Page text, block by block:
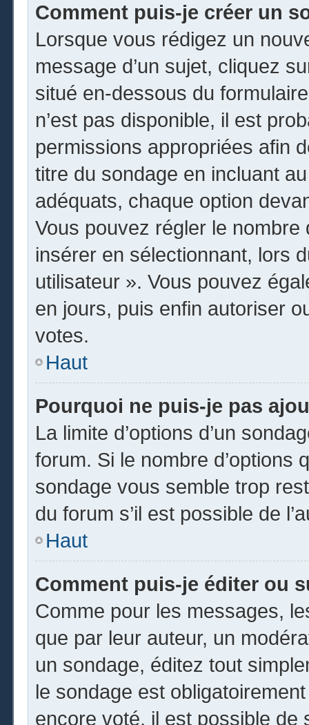
Comment puis-je créer un
Lorsque vous rédigez un
message d’un sujet, cliquez
situé en-dessous du
n’est pas disponible, il est
permissions appropriées afin
titre du sondage en incluant
adéquats, chaque option
Vous pouvez régler le nombre
insérer en sélectionnant, lors
utilisateur ». Vous pouvez
en jours, puis enfin autoriser
votes.
Haut
Pourquoi ne puis-je pas
La limite d’options d’un
forum. Si le nombre d’options
sondage vous semble trop
du forum s’il est possible de
Haut
Comment puis-je éditer ou
Comme pour les messages,
que par leur auteur, un
un sondage, éditez tout
le sondage est
encore voté, il est possible de